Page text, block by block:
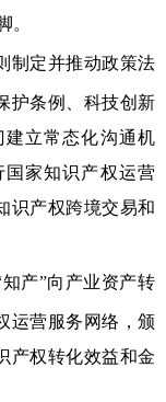
。
制定并推动政策法
护条例、科技创新
立常态化沟通机
家知识产权运营
识产权跨境交易和
产”向产业资产转
运营服务网络，颁
产权转化效益和金